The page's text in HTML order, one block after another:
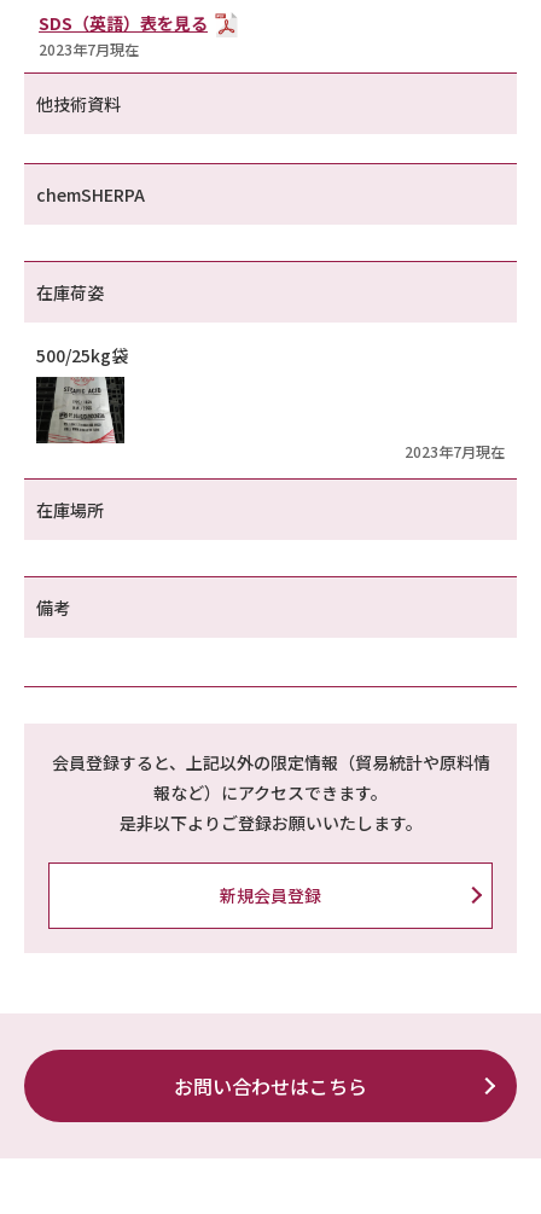
SDS（英語）表を見る
2023年7月現在
他技術資料
chemSHERPA
在庫荷姿
500/25kg袋
2023年7月現在
在庫場所
備考
会員登録すると、上記以外の限定情報（貿易統計や原料情
報など）にアクセスできます。
是非以下よりご登録お願いいたします。
新規会員登録
お問い合わせはこちら